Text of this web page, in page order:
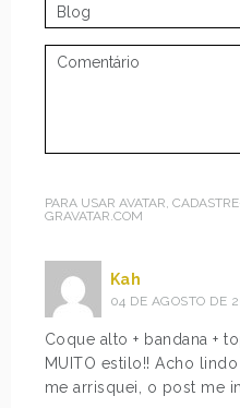
PARA USAR AVATAR,
GRAVATAR.COM
Kah
04 DE AGOSTO DE
Coque alto + bandana +
MUITO estilo!! Acho
me arrisquei, o post me